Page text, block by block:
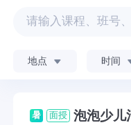
地点 时间
暑 面授
泡泡少儿